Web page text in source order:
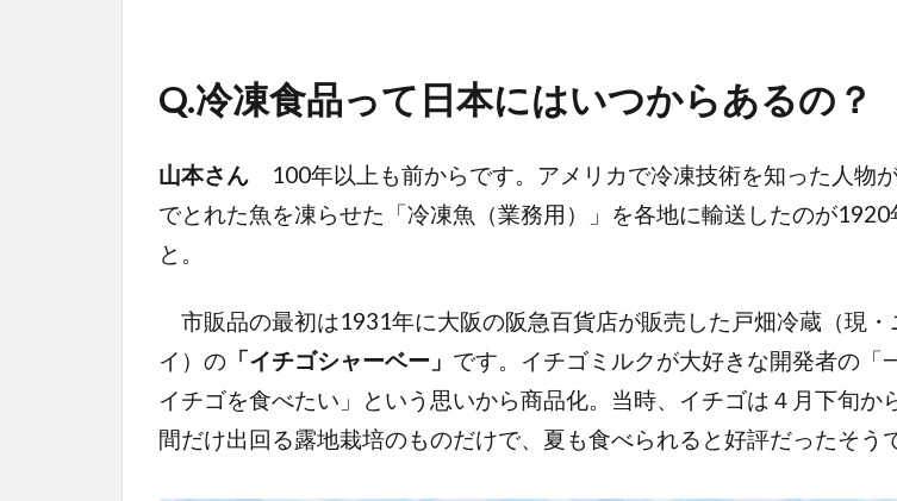
Q.冷凍食品って日本にはいつからあるの？
山本さん 100年以上も前からです。アメリカで冷凍技術を知った人物
でとれた魚を凍らせた「冷凍魚（業務用）」を各地に輸送したのが1920
と。
市販品の最初は1931年に大阪の阪急百貨店が販売した戸畑冷蔵（現・
イ）の 「イチゴシャーベー」 です。イチゴミルクが大好きな開発者の「
イチゴを食べたい」という思いから商品化。当時、イチゴは４月下旬か
間だけ出回る露地栽培のものだけで、夏も食べられると好評だったそう